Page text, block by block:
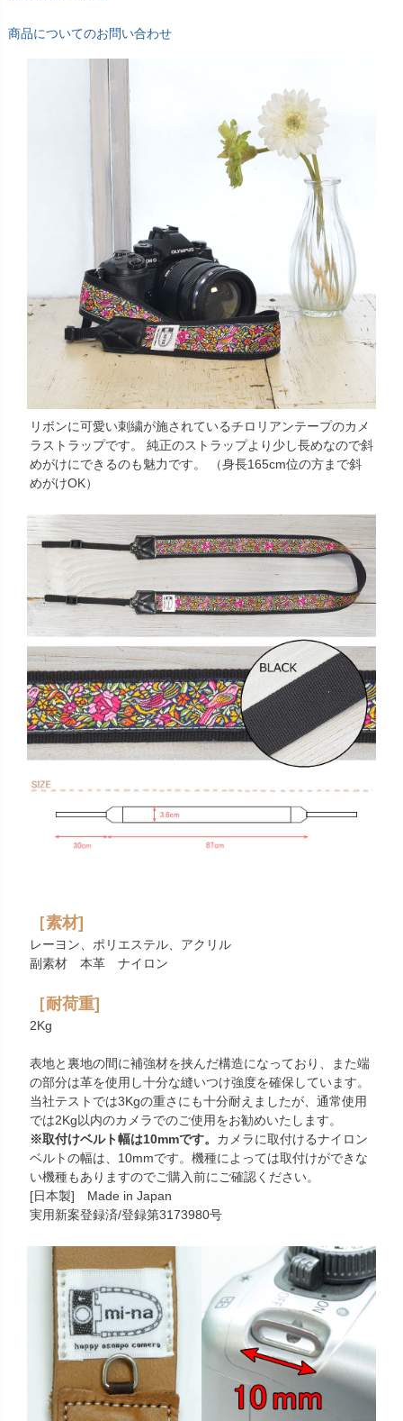
商品についてのお問い合わせ
リボンに可愛い刺繍が施されているチロリアンテープのカメ
ラストラップです。 純正のストラップより少し長めなので斜
めがけにできるのも魅力です。 （身長165cm位の方まで斜
めがけOK）
［素材]
レーヨン、ポリエステル、アクリル
副素材 本革 ナイロン
［耐荷重]
2Kg
表地と裏地の間に補強材を挟んだ構造になっており、また端
の部分は革を使用し十分な縫いつけ強度を確保しています。
当社テストでは3Kgの重さにも十分耐えましたが、通常使用
では2Kg以内のカメラでのご使用をお勧めいたします。
※取付けベルト幅は10mmです。 カメラに取付けるナイロン
ベルトの幅は、10mmです。機種によっては取付けができな
い機種もありますのでご購入前にご確認ください。
[日本製] Made in Japan
実用新案登録済/登録第3173980号